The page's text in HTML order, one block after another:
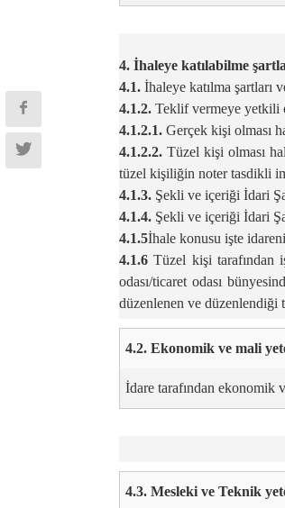
4. İhaleye katılabilme
4.1. İhaleye katılma şartları
4.1.2. Teklif vermeye yetkili
4.1.2.1. Gerçek kişi olması
4.1.2.2. Tüzel kişi olması
tüzel kişiliğin noter tasdikli
4.1.3. Şekli ve içeriği İdari
4.1.4. Şekli ve içeriği İdari
4.1.5İhale konusu işte
4.1.6 Tüzel kişi tarafından
odası/ticaret odası
düzenlenen ve düzenlendiği
4.2. Ekonomik ve mali
İdare tarafından
4.3. Mesleki ve Teknik